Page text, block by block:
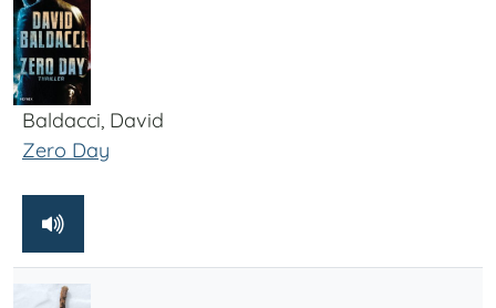
Baldacci, David
Zero Day